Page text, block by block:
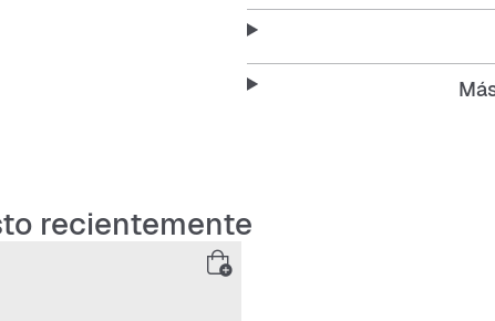
Parte superior de tela con
transpirable y cómoda.
Mediasuela Cushlon 3.0 que
recientemente